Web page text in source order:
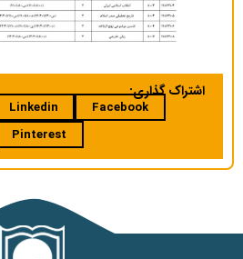
اشتراک گذاری:
Facebook
Linkedin
Pinterest